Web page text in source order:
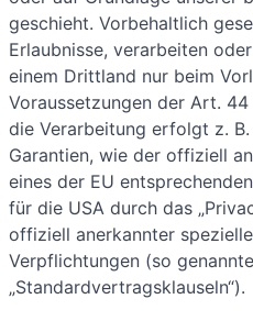
geschieht. Vorbehaltlich
Erlaubnisse, verarbeiten
einem Drittland nur beim
Voraussetzungen der Art. 44
die Verarbeitung erfolgt z.
Garantien, wie der offiziell
eines der EU
für die USA durch das
offiziell anerkannter
Verpflichtungen (so genannte
„Standardvertragsklauseln“).